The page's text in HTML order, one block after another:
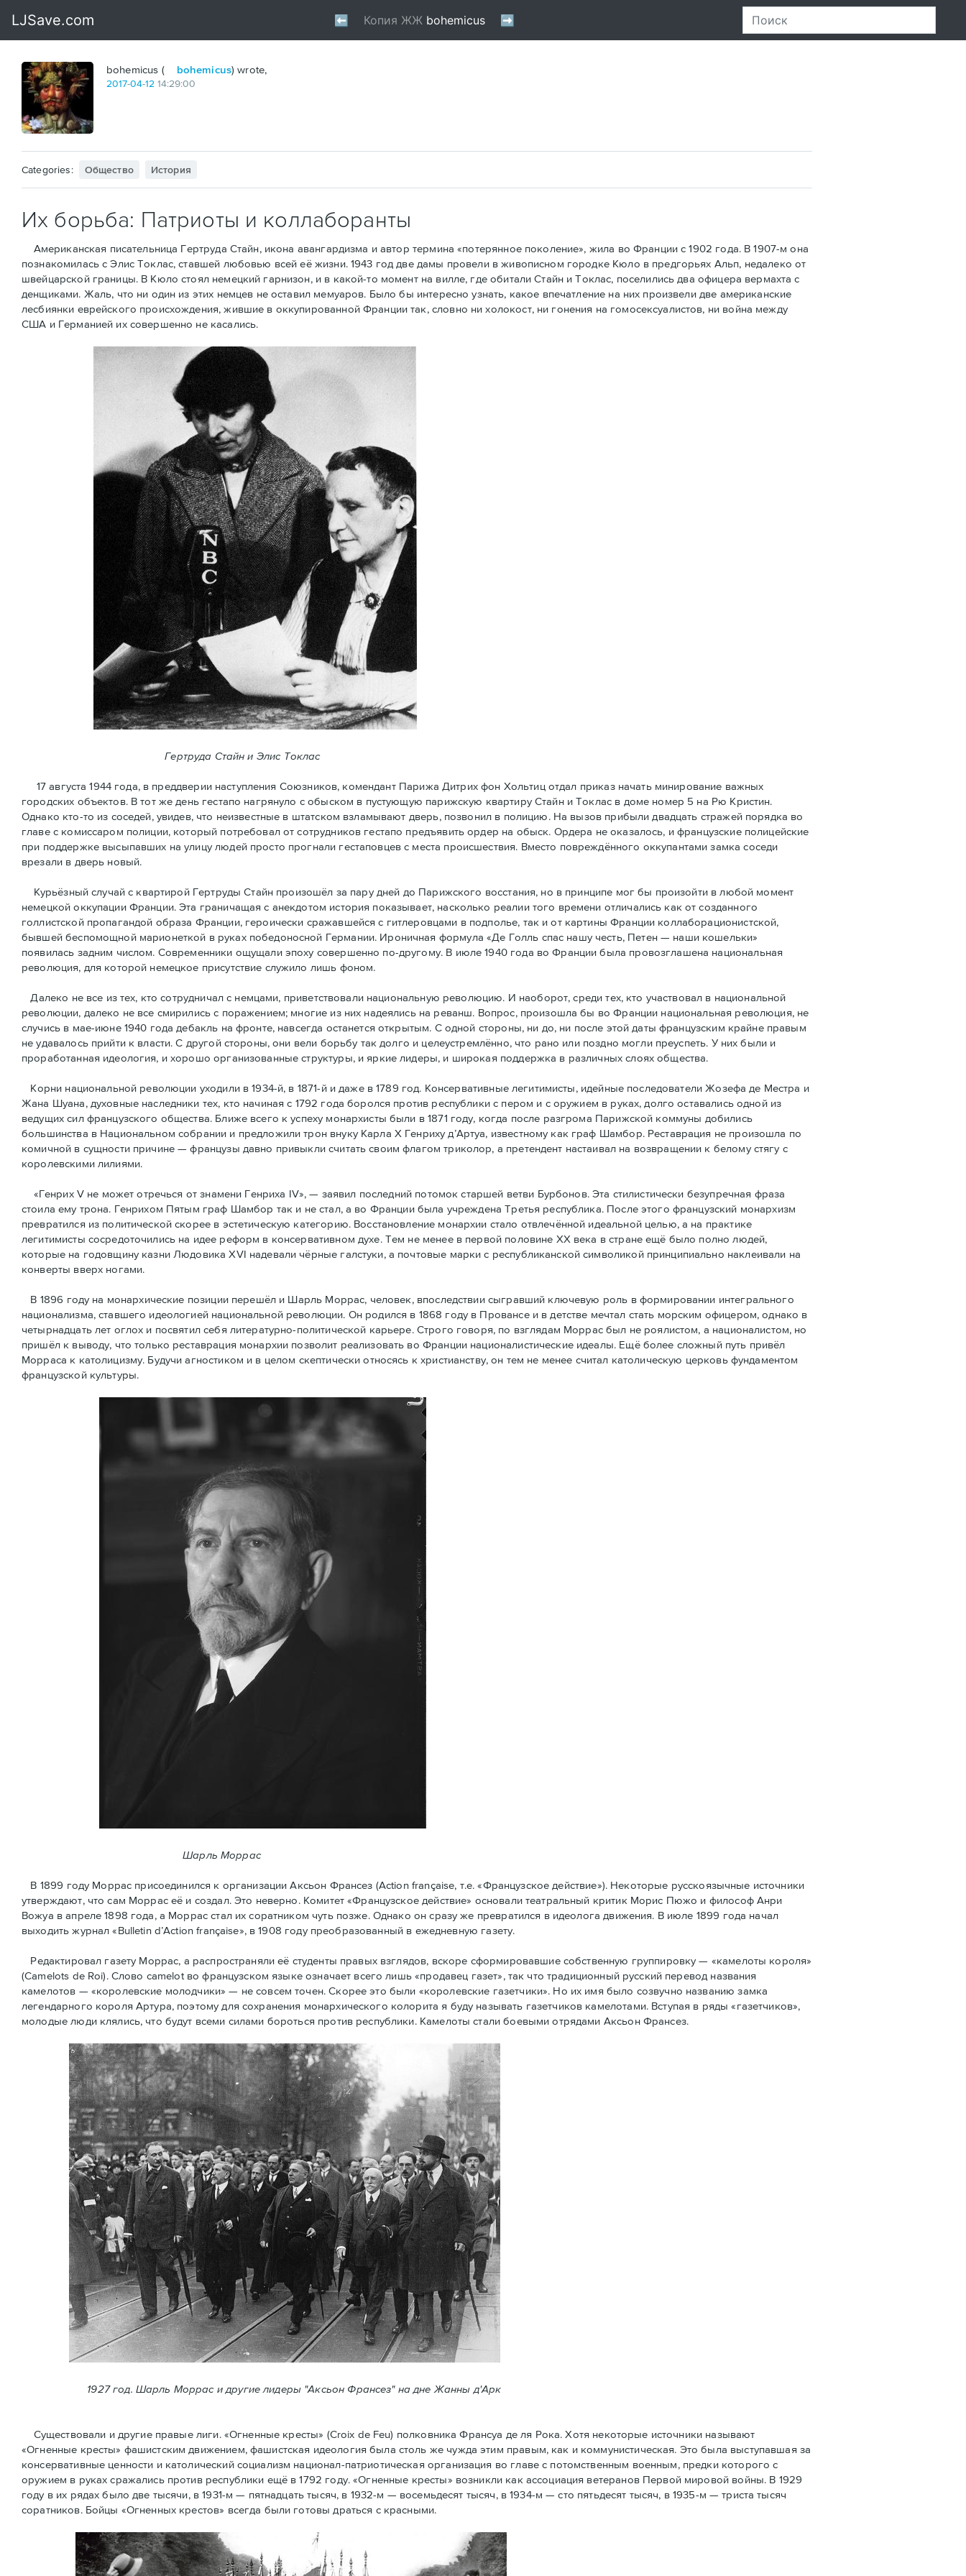
bohemicus ( bohemicus) wrote,
2017-04-12 14:29:00
Categories: Общество История
Их борьба: Патриоты и коллаборанты
Американская писательница Гертруда Стайн, икона авангардизма и автор термина «потерянное поколение», жила во Франции с 1902 года. В 1907-м она
познакомилась с Элис Токлас, ставшей любовью всей её жизни. 1943 год две дамы провели в живописном городке Кюло в предгорьях Альп, недалеко от
швейцарской границы. В Кюло стоял немецкий гарнизон, и в какой-то момент на вилле, где обитали Стайн и Токлас, поселились два офицера вермахта с
денщиками. Жаль, что ни один из этих немцев не оставил мемуаров. Было бы интересно узнать, какое впечатление на них произвели две американские
лесбиянки еврейского происхождения, жившие в оккупированной Франции так, словно ни холокост, ни гонения на гомосексуалистов, ни война между
США и Германией их совершенно не касались.
Гертруда Стайн и Элис Токлас
17 августа 1944 года, в преддверии наступления Союзников, комендант Парижа Дитрих фон Хольтиц отдал приказ начать минирование важных
городских объектов. В тот же день гестапо нагрянуло с обыском в пустующую парижскую квартиру Стайн и Токлaс в домe номер 5 на Рю Кристин.
Однако кто-то из соседей, увидев, что неизвестные в штатском взламывают дверь, позвонил в полицию. На вызов прибыли двадцать стражей порядка во
главе с комиссаром полиции, который потребовал от сотрудников гестапо предъявить ордер на обыск. Ордера не оказалось, и французские полицейские
при поддержке высыпавших на улицу людей просто прогнали гестаповцев с места происшествия. Вместо повреждённого оккупантами замка соседи
врезали в дверь новый.
Курьёзный случай с квартирой Гертруды Стайн произошёл за пару дней до Парижского восстания, но в принципe мог бы произойти в любой момент
немецкой оккупации Франции. Эта граничащая с анекдотом история показывает, насколько реалии того времени отличались как от созданного
голлистской пропагандой образа Франции, героически сражавшейся с гитлеровцами в подполье, так и от картины Франции коллаборационистской,
бывшей беспомощной марионеткой в руках победоносной Германии. Ироничная формула «Де Голль спас нашу честь, Петен — наши кошельки»
появилась задним числом. Современники ощущали эпоху совершенно по-другому. В июле 1940 года во Франции была провозглашена национальная
революция, для которой немецкое присутствие служило лишь фоном.
Далеко не все из тех, кто сотрудничал с немцами, приветствовали национальную революцию. И наоборот, среди тех, кто участвовал в национальной
революции, далеко не все смирились с поражением; многие из них надеялись на реванш. Вопрос, произошла бы во Франции национальная революция, не
случись в мае-июне 1940 года дебакль на фронте, навсегда останется открытым. С одной стороны, ни до, ни после этой даты французским крайне правым
не удавалось прийти к власти. С другой стороны, они вели борьбу так долго и целеустремлённо, что рано или поздно могли преуспеть. У них были и
проработанная идеология, и хорошо организованные структуры, и яркие лидеры, и широкая поддержка в различных слоях общества.
Корни национальной революции уходили в 1934-й, в 1871-й и даже в 1789 год. Консервативные легитимисты, идейные последователи Жозефа де Местра и
Жана Шуана, духовные наследники тех, кто начиная с 1792 года боролся против республики с пером и с оружием в руках, долго оставались одной из
ведущих сил французского общества. Ближе всего к успеху монархисты были в 1871 году, когда после разгрома Парижской коммуны добились
большинства в Национальном собрании и предложили трон внуку Карла Х Генриху д’Артуа, известному как граф Шамбор. Реставрация не произошла по
комичной в сущности причине — французы давно привыкли считать своим флагoм триколор, а претендент настаивал на возвращении к белому стягу с
королевскими лилиями.
«Генрих V не может отречься от знамени Генриха IV», — заявил последний потомок старшей ветви Бурбонов. Эта стилистически безупречная фраза
стоила ему трона. Генрихом Пятым граф Шамбор так и не стал, а во Франции была учреждена Третья республика. После этого французский монархизм
превратился из политической скорее в эстетическую категорию. Восстановление монархии стало отвлечённой идеальной целью, а на практике
легитимисты сосредоточились на идее реформ в консервативном духе. Тем не менее в первой половине ХХ века в стране ещё было полно людей,
которые на годовщину казни Людовика XVI надевали чёрные галстуки, а почтовые марки с республиканской символикой принципиально наклеивали на
конверты вверх ногами.
В 1896 году на монархические позиции перешёл и Шарль Моррас, человек, впоследствии сыгравший ключевую роль в формировании интегрального
национализма, ставшего идеологией национальной революции. Он родился в 1868 году в Провансе и в детстве мечтал стать морским офицером, однако в
четырнадцать лет оглох и посвятил себя литературно-политической карьере. Строго говоря, по взглядам Моррас был не роялистом, а националистом, но
пришёл к выводу, что только реставрация монархии позволит реализовать во Франции националистические идеалы. Ещё более сложный путь привёл
Морраса к католицизму. Будучи агностиком и в целом скептически относясь к христианству, он тем не менее считал католическую церковь фундаментом
французской культуры.
Шарль Моррас
В 1899 году Моррас присоединился к организации Аксьон Франсез (Action française, т.е. «Французское действие»). Некоторые русскоязычные источники
утверждают, что сам Моррас её и создал. Это неверно. Комитет «Французское действие» основали театральный критик Морис Пюжо и философ Анри
Вожуа в апреле 1898 года, а Моррас стал их соратником чуть позже. Однако он сразу же превратился в идеолога движения. В июле 1899 года начал
выходить журнал «Bulletin d’Action française», в 1908 году преобразованный в ежедневную газету.
Редактировал газету Моррас, а распространяли её студенты правых взглядов, вскоре сформировавшие собственную группировку — «камелоты короля»
(Camelots de Roi). Слово camelot во французском языке означает всего лишь «продавец газет», так что традиционный русский перевод названия
камелотов — «королевские молодчики» — не совсем точен. Скорее это были «королевские газетчики». Но их имя было созвучно названию замка
легендарного короля Артура, поэтому для сохранения монархического колорита я буду называть газетчиков камелотами. Вступая в ряды «газетчиков»,
молодые люди клялись, что будут всеми силами бороться против республики. Камелоты стали боевыми отрядами Аксьон Франсез.
1927 год. Шарль Моррас и другие лидеры "Аксьон Франсез" на дне Жанны д'Арк
Существовали и другие правые лиги. «Огненные кресты» (Croix de Feu) полковника Франсуа де ля Рока. Хотя некоторые источники называют
«Огненные крeсты» фашистским движением, фашистская идеология была столь же чужда этим правым, как и коммунистическая. Это была выступавшая за
консервативные ценности и католический социализм национал-патриотическая организация во главе с потомственным военным, предки которого с
оружием в руках сражались против республики ещё в 1792 году. «Огненные кресты» возникли как ассоциация ветеранов Первой мировой войны. В 1929
году в их рядах было две тысячи, в 1931-м — пятнадцать тысяч, в 1932-м — восемьдесят тысяч, в 1934-м — сто пятьдесят тысяч, в 1935-м — триста тысяч
соратников. Бойцы «Огненных крестов» всегда были готовы драться с красными.